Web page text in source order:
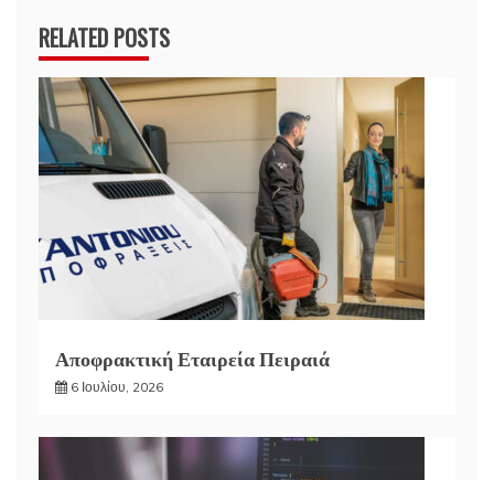
RELATED POSTS
Αποφρακτική Εταιρεία Πειραιά
6 Ιουλίου, 2026